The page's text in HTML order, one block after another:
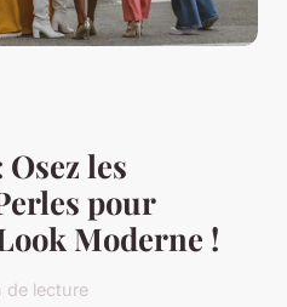
les
pour
Moderne !
de lecture